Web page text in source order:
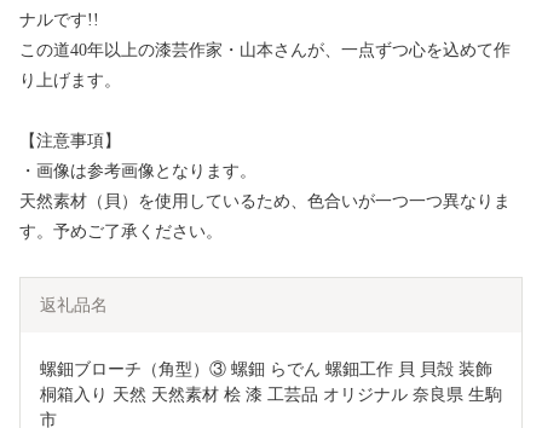
ナルです!!
この道40年以上の漆芸作家・山本さんが、一点ずつ心を込めて作
り上げます。
【注意事項】
・画像は参考画像となります。
天然素材（貝）を使用しているため、色合いが一つ一つ異なりま
す。予めご了承ください。
返礼品名
螺鈿ブローチ（角型）③ 螺鈿 らでん 螺鈿工作 貝 貝殻 装飾
桐箱入り 天然 天然素材 桧 漆 工芸品 オリジナル 奈良県 生駒
市